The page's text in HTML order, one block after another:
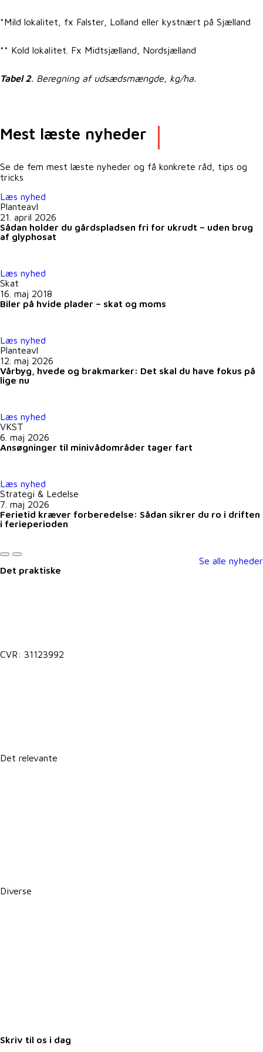
*Mild lokalitet, fx Falster, Lolland eller kystnært på Sjælland
** Kold lokalitet. Fx Midtsjælland, Nordsjælland
Tabel 2. Beregning af udsædsmængde, kg/ha.
Mest læste nyheder
Se de fem mest læste nyheder og få konkrete råd, tips og
tricks
Læs nyhed
Planteavl
21. april 2026
Sådan holder du gårdspladsen fri for ukrudt – uden brug
af glyphosat
Læs nyhed
Skat
16. maj 2018
Biler på hvide plader – skat og moms
Læs nyhed
Planteavl
12. maj 2026
Vårbyg, hvede og brakmarker: Det skal du have fokus på
lige nu
Læs nyhed
VKST
6. maj 2026
Ansøgninger til minivådområder tager fart
Læs nyhed
Strategi & Ledelse
7. maj 2026
Ferietid kræver forberedelse: Sådan sikrer du ro i driften
i ferieperioden
Se alle nyheder
Det praktiske
CVR: 31123992
Det relevante
Diverse
Skriv til os i dag